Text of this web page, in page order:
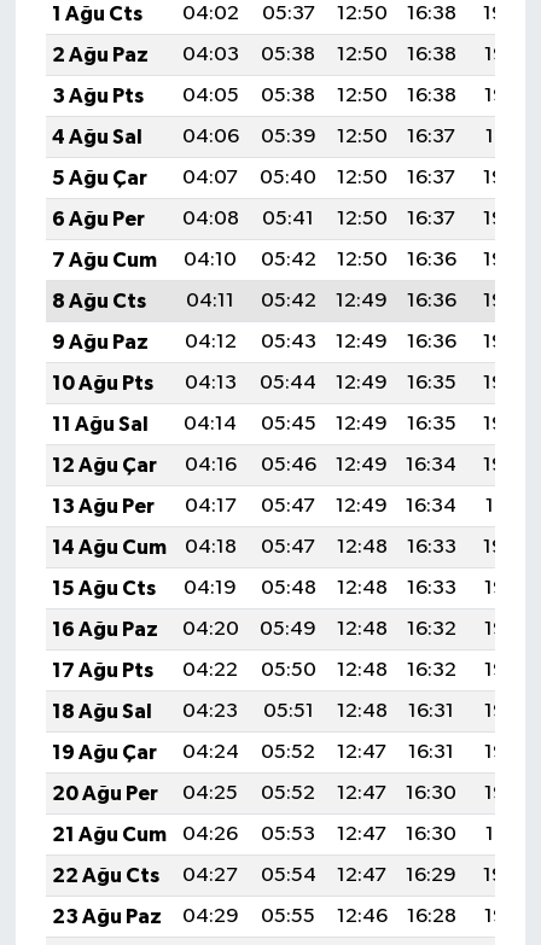
1 Ağu Cts
04:02 05:37 12:50 16:38
19:54
2 Ağu Paz
04:03 05:38 12:50 16:38
19:53
3 Ağu Pts
04:05 05:38 12:50 16:38
19:52
4 Ağu Sal
04:06 05:39 12:50 16:37
19:51
5 Ağu Çar
04:07 05:40 12:50 16:37
19:50
6 Ağu Per
04:08 05:41 12:50 16:37
19:49
7 Ağu Cum
04:10 05:42 12:50 16:36
19:48
8 Ağu Cts
04:11 05:42 12:49 16:36
19:46
9 Ağu Paz
04:12 05:43 12:49 16:36
19:45
10 Ağu Pts
04:13 05:44 12:49 16:35
19:44
11 Ağu Sal
04:14 05:45 12:49 16:35
19:43
12 Ağu Çar
04:16 05:46 12:49 16:34
19:42
13 Ağu Per
04:17 05:47 12:49 16:34
19:41
14 Ağu Cum
04:18 05:47 12:48 16:33
19:40
15 Ağu Cts
04:19 05:48 12:48 16:33
19:38
16 Ağu Paz
04:20 05:49 12:48 16:32
19:37
17 Ağu Pts
04:22 05:50 12:48 16:32
19:36
18 Ağu Sal
04:23 05:51 12:48 16:31
19:35
19 Ağu Çar
04:24 05:52 12:47 16:31
19:33
20 Ağu Per
04:25 05:52 12:47 16:30
19:32
21 Ağu Cum
04:26 05:53 12:47 16:30
19:31
22 Ağu Cts
04:27 05:54 12:47 16:29
19:29
23 Ağu Paz
04:29 05:55 12:46 16:28
19:28